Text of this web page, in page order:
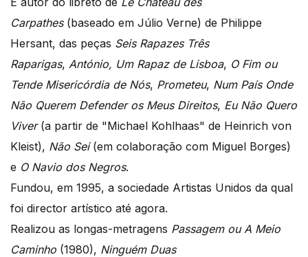
Carpathes(baseado em Júlio Verne) de Philippe
Hersant, das peças Seis Rapazes Três
Raparigas, António, Um Rapaz de Lisboa, O Fim ou
Tende Misericórdia de Nós, Prometeu, Num País Onde
Não Querem Defender os Meus Direitos, Eu Não Quero
Viver(a partir de "Michael Kohlhaas" de Heinrich von
Kleist), Não Sei (em colaboração com Miguel Borges)
e O Navio dos Negros.
Fundou, em 1995, a sociedade Artistas Unidos da qual
foi director artístico até agora.
Realizou as longas-metragens Passagem ou A Meio
Caminho (1980), Ninguém Duas